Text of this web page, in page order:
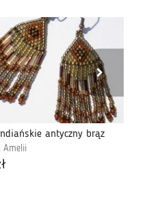
antyczny brąz
Amelii